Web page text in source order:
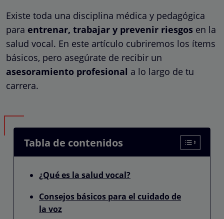
Existe toda una disciplina médica y pedagógica
para entrenar, trabajar y prevenir riesgos en la
salud vocal. En este artículo cubriremos los ítems
básicos, pero asegúrate de recibir un
asesoramiento profesional a lo largo de tu
carrera.
Tabla de contenidos
¿Qué es la salud vocal?
Consejos básicos para el cuidado de
la voz